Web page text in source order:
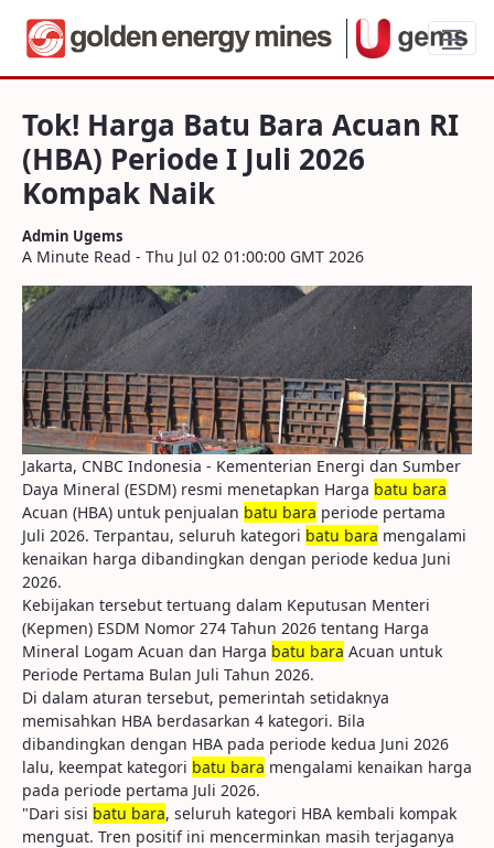
Tok! Harga Batu Bara Acuan RI (HBA)
Tok! Harga Batu Bara Acuan RI
(HBA) Periode I Juli 2026
Kompak Naik
Admin Ugems
A Minute Read - Thu Jul 02 01:00:00 GMT 2026
Jakarta, CNBC Indonesia - Kementerian Energi dan Sumber
Daya Mineral (ESDM) resmi menetapkan Harga batu bara
Acuan (HBA) untuk penjualan batu bara periode pertama
Juli 2026. Terpantau, seluruh kategori batu bara mengalami
kenaikan harga dibandingkan dengan periode kedua Juni
2026.
Kebijakan tersebut tertuang dalam Keputusan Menteri
(Kepmen) ESDM Nomor 274 Tahun 2026 tentang Harga
Mineral Logam Acuan dan Harga batu bara Acuan untuk
Periode Pertama Bulan Juli Tahun 2026.
Di dalam aturan tersebut, pemerintah setidaknya
memisahkan HBA berdasarkan 4 kategori. Bila
dibandingkan dengan HBA pada periode kedua Juni 2026
lalu, keempat kategori batu bara mengalami kenaikan harga
pada periode pertama Juli 2026.
"Dari sisi batu bara, seluruh kategori HBA kembali kompak
menguat. Tren positif ini mencerminkan masih terjaganya